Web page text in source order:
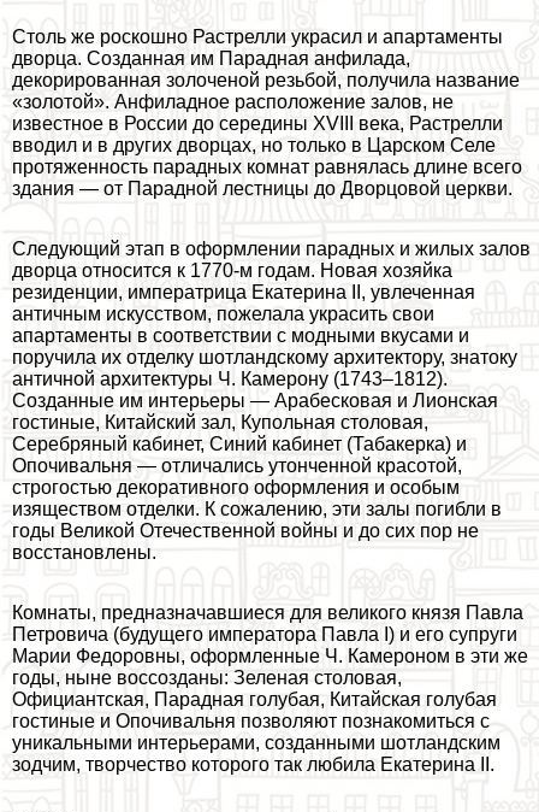
Столь же роскошно Растрелли украсил и апартаменты
дворца. Созданная им Парадная анфилада,
декорированная золоченой резьбой, получила название
«золотой». Анфиладное расположение залов, не
известное в России до середины XVIII века, Растрелли
вводил и в других дворцах, но только в Царском Селе
протяженность парадных комнат равнялась длине всего
здания — от Парадной лестницы до Дворцовой церкви.
Следующий этап в оформлении парадных и жилых залов
дворца относится к 1770-м годам. Новая хозяйка
резиденции, императрица Екатерина II, увлеченная
античным искусством, пожелала украсить свои
апартаменты в соответствии с модными вкусами и
поручила их отделку шотландскому архитектору, знатоку
античной архитектуры Ч. Камерону (1743–1812).
Созданные им интерьеры — Арабесковая и Лионская
гостиные, Китайский зал, Купольная столовая,
Серебряный кабинет, Синий кабинет (Табакерка) и
Опочивальня — отличались утонченной красотой,
строгостью декоративного оформления и особым
изяществом отделки. К сожалению, эти залы погибли в
годы Великой Отечественной войны и до сих пор не
восстановлены.
Комнаты, предназначавшиеся для великого князя Павла
Петровича (будущего императора Павла I) и его супруги
Марии Федоровны, оформленные Ч. Камероном в эти же
годы, ныне воссозданы: Зеленая столовая,
Официантская, Парадная гoлyбая, Китайская гoлyбая
гостиные и Опочивальня позволяют познакомиться с
уникальными интерьерами, созданными шотландским
зодчим, творчество которого так любила Екатерина II.